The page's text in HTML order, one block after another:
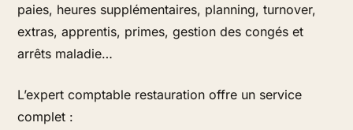
paies, heures supplémentaires, planning, turnover,
extras, apprentis, primes, gestion des congés et
arrêts maladie…
L’expert comptable restauration offre un service
complet :